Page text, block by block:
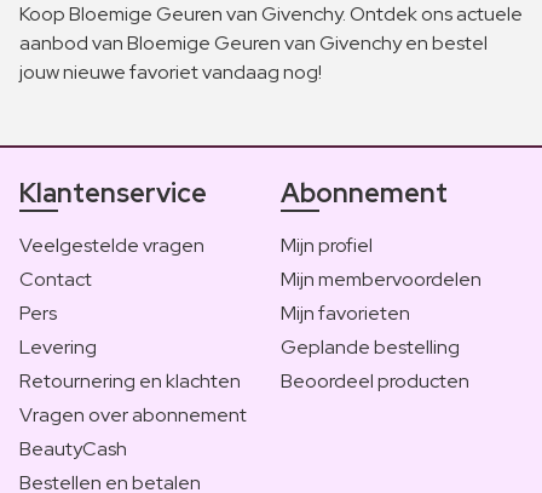
Koop Bloemige Geuren van Givenchy. Ontdek ons actuele
aanbod van Bloemige Geuren van Givenchy en bestel
jouw nieuwe favoriet vandaag nog!
Klantenservice
Veelgestelde vragen
Contact
Pers
Levering
Retournering en klachten
Vragen over abonnement
BeautyCash
Bestellen en betalen
Abonnement
Mijn profiel
Mijn membervoordelen
Mijn favorieten
Geplande bestelling
Beoordeel producten